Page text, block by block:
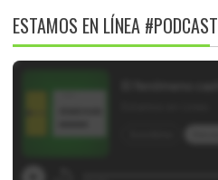
ESTAMOS EN LÍNEA #PODCAST